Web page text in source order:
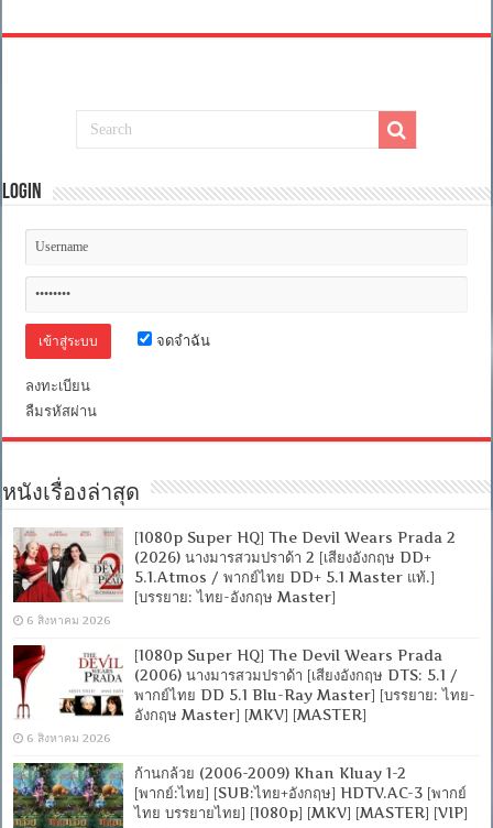
Login
จดจำฉัน
ลงทะเบียน
ลืมรหัสผ่าน
หนังเรื่องล่าสุด
[1080p Super HQ] The Devil Wears Prada 2
(2026) นางมารสวมปราด้า 2 [เสียงอังกฤษ DD+
5.1.Atmos / พากย์ไทย DD+ 5.1 Master แท้.]
[บรรยาย: ไทย-อังกฤษ Master]
6 สิงหาคม 2026
[1080p Super HQ] The Devil Wears Prada
(2006) นางมารสวมปราด้า [เสียงอังกฤษ DTS: 5.1 /
พากย์ไทย DD 5.1 Blu-Ray Master] [บรรยาย: ไทย-
อังกฤษ Master] [MKV] [MASTER]
6 สิงหาคม 2026
ก้านกล้วย (2006-2009) Khan Kluay 1-2
[พากย์:ไทย] [SUB:ไทย+อังกฤษ] HDTV.AC-3 [พากย์
ไทย บรรยายไทย] [1080p] [MKV] [MASTER] [VIP]